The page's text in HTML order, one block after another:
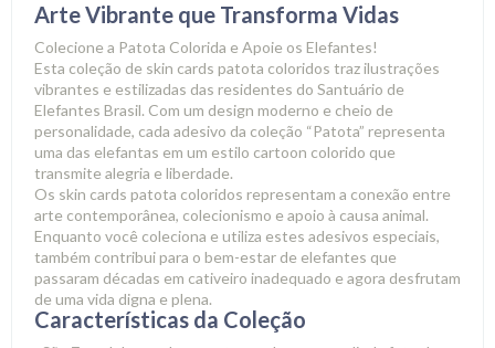
Arte Vibrante que Transforma Vidas
Colecione a Patota Colorida e Apoie os Elefantes!
Esta coleção de skin cards patota coloridos traz ilustrações
vibrantes e estilizadas das residentes do Santuário de
Elefantes Brasil. Com um design moderno e cheio de
personalidade, cada adesivo da coleção “Patota” representa
uma das elefantas em um estilo cartoon colorido que
transmite alegria e liberdade.
Os skin cards patota coloridos representam a conexão entre
arte contemporânea, colecionismo e apoio à causa animal.
Enquanto você coleciona e utiliza estes adesivos especiais,
também contribui para o bem-estar de elefantes que
passaram décadas em cativeiro inadequado e agora desfrutam
de uma vida digna e plena.
Características da Coleção